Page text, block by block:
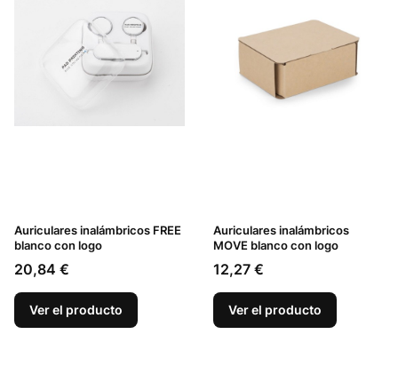
Auriculares inalámbricos FREE
blanco con logo
Precio
20,84 €
Ver el producto
Auriculares inalámbricos
MOVE blanco con logo
Precio
12,27 €
Ver el producto